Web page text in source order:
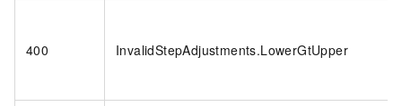
400 InvalidStepAdjustments.LowerGtUpper